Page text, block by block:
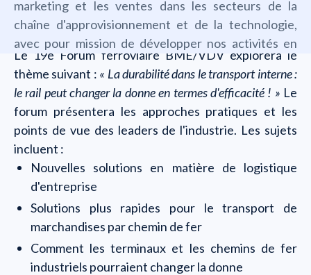
marketing et les ventes dans les secteurs de la
chaîne d'approvisionnement et de la technologie,
avec pour mission de développer nos activités en
Allemagne, en Suisse et en Autriche.
Le 19e Forum ferroviaire BME/VDV explorera le
thème suivant : « La durabilité dans le transport interne :
le rail peut changer la donne en termes d'efficacité ! » Le
forum présentera les approches pratiques et les
points de vue des leaders de l'industrie. Les sujets
incluent :
Nouvelles solutions en matière de logistique
d'entreprise
Solutions plus rapides pour le transport de
marchandises par chemin de fer
Comment les terminaux et les chemins de fer
industriels pourraient changer la donne